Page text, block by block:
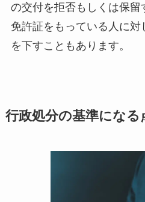
の交付を拒否もしくは保
免許証をもっている人に
を下すこともあります。
行政処分の基準になる